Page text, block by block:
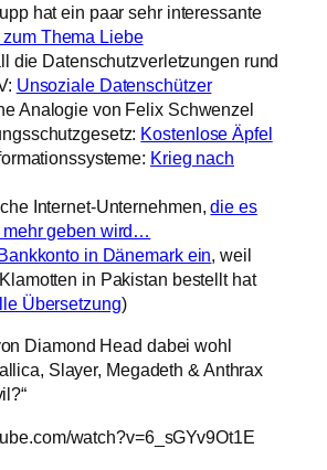
hat ein paar sehr interessante
Thema Liebe
die Datenschutzverletzungen rund
Unsoziale Datenschützer
Analogie von Felix Schwenzel
Kostenlose Äpfel
Krieg nach
Internet-Unternehmen,die es
mehr geben wird…
in Dänemark ein, weil
in Pakistan bestellt hat
Übersetzung)
Diamond Head dabei wohl
Slayer, Megadeth & Anthrax
watch?v=6_sGYv9Ot1E